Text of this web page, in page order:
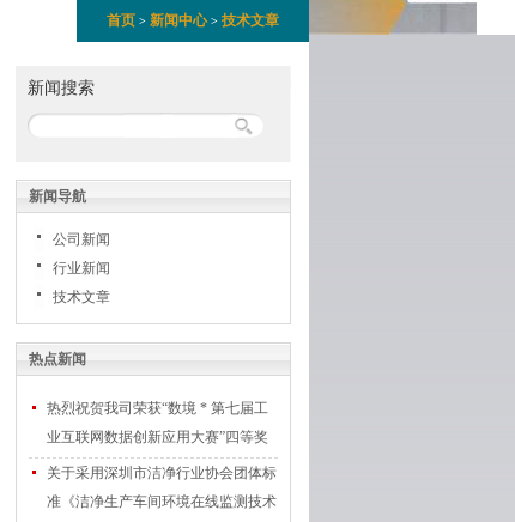
首页 > 新闻中心> 技术文章
新闻搜索
新闻导航
公司新闻
行业新闻
技术文章
热点新闻
热烈祝贺我司荣获“数境 * 第七届工
业互联网数据创新应用大赛”四等奖
关于采用深圳市洁净行业协会团体标
准《洁净生产车间环境在线监测技术